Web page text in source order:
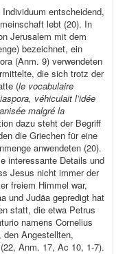
entscheidend,
lebt (20). In
Jerusalem mit dem
bezeichnet, ein
(Anm. 9) verwendeten
die sich trotz der
(le vocabulaire
véhiculait l’idée
malgré la
dazu steht der Begriff
die Griechen für eine
anwendeten (20).
interessante Details und
Jesus nicht immer der
freiem Himmel war,
und Judäa gepredigt hat
statt, die etwa Petrus
namens Cornelius
Angestellten,
Anm. 17, Ac 10, 1-7).